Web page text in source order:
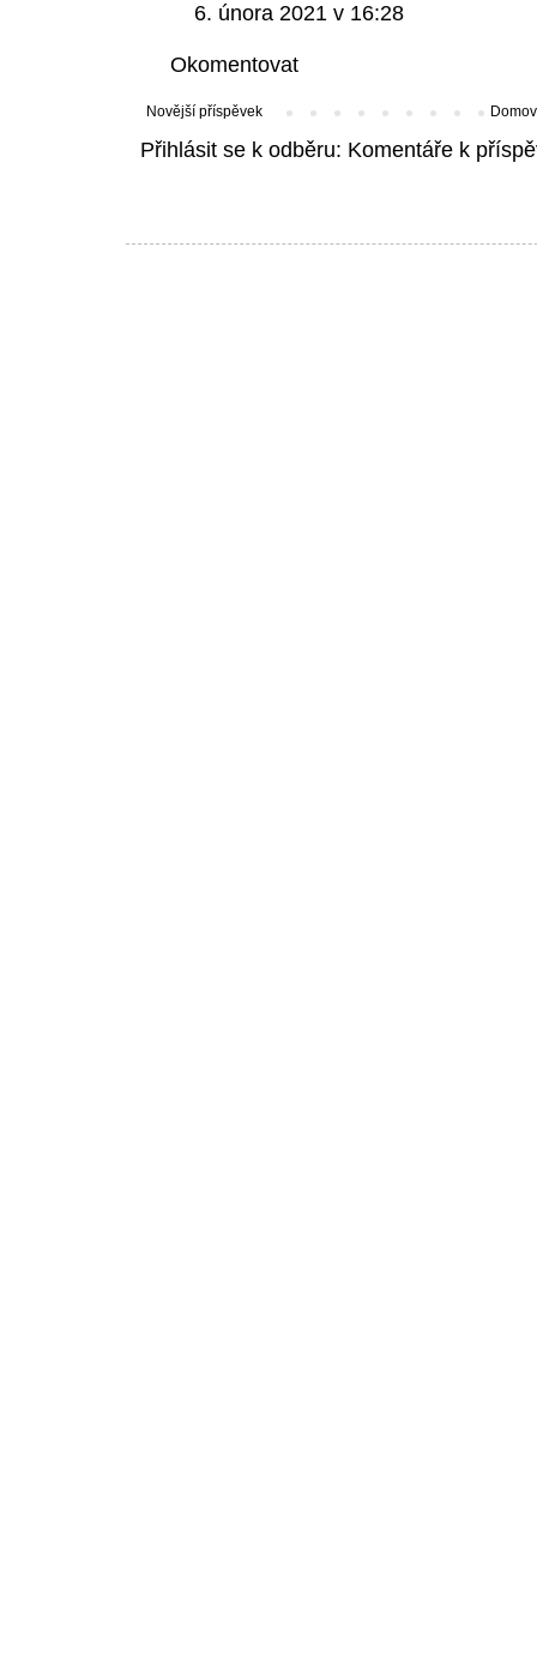
6. února 2021 v 16:28
Okomentovat
Novější příspěvek
Přihlásit se k odběru: Komentáře k